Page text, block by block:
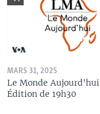
MARS 31, 2025
Le Monde Aujourd'hui
Édition de 19h30